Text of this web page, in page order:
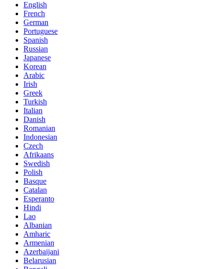
English
French
German
Portuguese
Spanish
Russian
Japanese
Korean
Arabic
Irish
Greek
Turkish
Italian
Danish
Romanian
Indonesian
Czech
Afrikaans
Swedish
Polish
Basque
Catalan
Esperanto
Hindi
Lao
Albanian
Amharic
Armenian
Azerbaijani
Belarusian